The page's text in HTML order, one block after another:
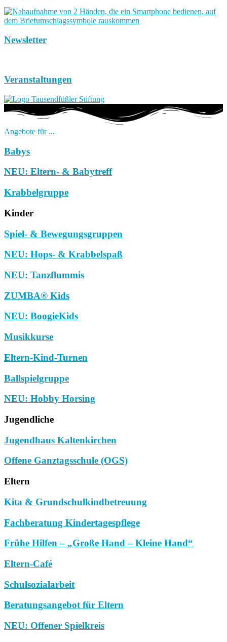
Newsletter
Veranstaltungen
Angebote für ...
Babys
NEU: Eltern- & Babytreff
Krabbelgruppe
Kinder
Spiel- & Bewegungsgruppen
NEU: Hops- & Krabbelspaß
NEU: Tanzflummis
ZUMBA® Kids
NEU: BoogieKids
Musikkurse
Eltern-Kind-Turnen
Ballspielgruppe
NEU: Hobby Horsing
Jugendliche
Jugendhaus Kaltenkirchen
Offene Ganztagsschule (OGS)
Eltern
Kita & Grundschulkindbetreuung
Fachberatung Kindertagespflege
Frühe Hilfen – „Große Hand – Kleine Hand“
Eltern-Café
Schulsozialarbeit
Beratungsangebot für Eltern
NEU: Offener Spielkreis